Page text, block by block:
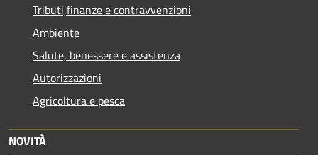
Tributi,finanze e contravvenzioni
Ambiente
Salute, benessere e assistenza
Autorizzazioni
Agricoltura e pesca
NOVITÀ